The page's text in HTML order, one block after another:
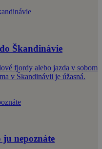
Škandinávie
fjordy alebo jazda v sobom
v Škandinávii je úžasná.
nepoznáte